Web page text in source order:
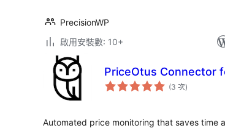
PrecisionWP
啟用安裝數: 10+
PriceOtus Connector
(3 次評
分)
Automated price monitoring that saves